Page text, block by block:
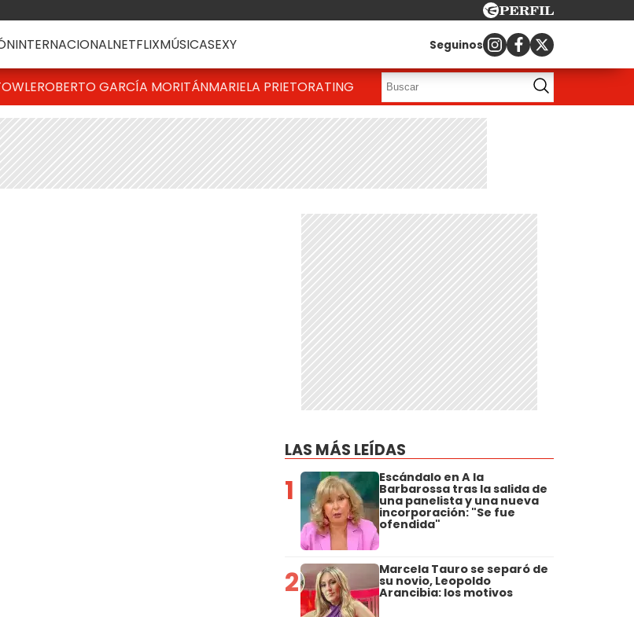
INTERNACIONALNETFLIXMÚSICASEXY Seguinos
ROBERTO GARCÍA MORITÁNMARIELA PRIETORATING
LAS MÁS LEÍDAS
1 Escándalo en A la
Barbarossa tras la salida de
una panelista y una nueva
incorporación: "Se fue
ofendida"
2 Marcela Tauro se separó de
su novio, Leopoldo
Arancibia: los motivos